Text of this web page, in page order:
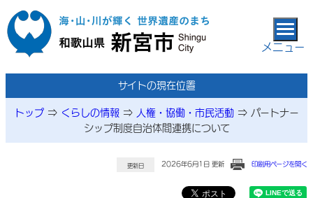
本文へ移動
メニュー
サイトの現在位置
トップ⇒ くらしの情報⇒ 人権・協働・市民活動⇒ パートナー
シップ制度自治体間連携について
更新日 2026年6月1日 更新 印刷用ページを開く